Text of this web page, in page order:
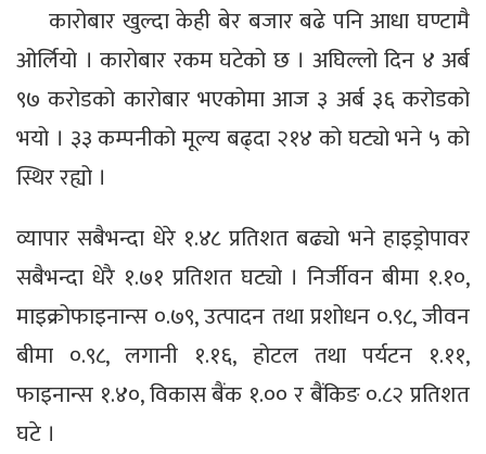
कारोबार खुल्दा केही बेर बजार बढे पनि आधा घण्टामै
ओर्लियो । कारोबार रकम घटेको छ । अघिल्लो दिन ४ अर्ब
९७ करोडको कारोबार भएकोमा आज ३ अर्ब ३६ करोडको
भयो । ३३ कम्पनीको मूल्य बढ्दा २१४ को घट्यो भने ५ को
स्थिर रह्यो ।
व्यापार सबैभन्दा धेरे १.४८ प्रतिशत बढ्यो भने हाइड्रोपावर
सबैभन्दा धेरै १.७१ प्रतिशत घट्यो । निर्जीवन बीमा १.१०,
माइक्रोफाइनान्स ०.७९, उत्पादन तथा प्रशोधन ०.९८, जीवन
बीमा ०.९८, लगानी १.१६, होटल तथा पर्यटन १.११,
फाइनान्स १.४०, विकास बैंक १.०० र बैंकिङ ०.८२ प्रतिशत
घटे ।